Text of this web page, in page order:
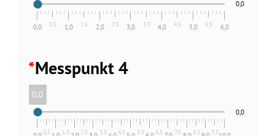
0,0 0,5 1,0 1,5 2,0 2,5 3,0 3,5 4,0 4,5 5,0 5,5 6,0
0,0
*Messpunkt 4
0,0
0,5 1,5 2,5 3,5 4,5 5,5 6,5 7,5 8,5 9,5
0,0